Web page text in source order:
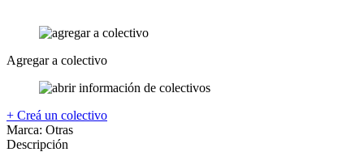
Agregar a colectivo
+ Creá un colectivo
Marca: Otras
Descripción